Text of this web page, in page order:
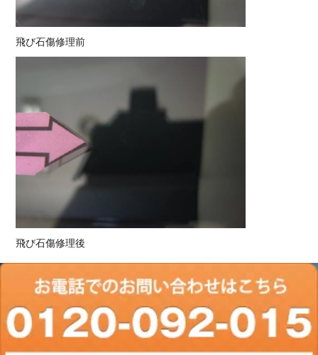
飛び石傷修理前
飛び石傷修理後